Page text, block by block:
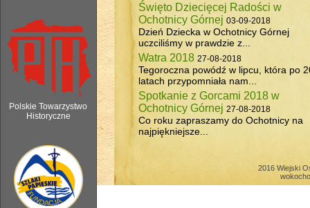
Polskie Towarzystwo
Historyczne
6 sierpnia 2018 - Watra w Ochotnicy
Święto Dziecięcej Radości w
Ochotnicy Górnej 03-09-2018
Dzień Dziecka w Ochotnicy Górnej
uczciliśmy w prawdzie z...
Watra 2018 27-08-2018
Tegoroczna powódź w lipcu, która po
latach przypomniała nam...
Spotkanie z Gorcami 2018 w
Ochotnicy Górnej 27-08-2018
Co roku zapraszamy do Ochotnicy na
najpiękniejsze...
2016 Wiejski